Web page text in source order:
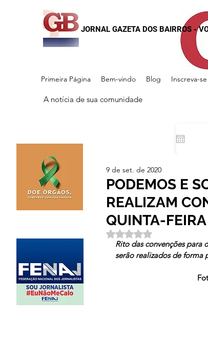
JORNAL GAZETA DOS BAIRROS -
Primeira Página Bem-vindo Blog Inscreva-se
A notícia de sua comunidade
PODEMOS E
REALIZAM
QUINTA-FEIRA
9 de set. de 2020
Avaliado com NaN de 5
Rito das convenções
serão realizados de forma